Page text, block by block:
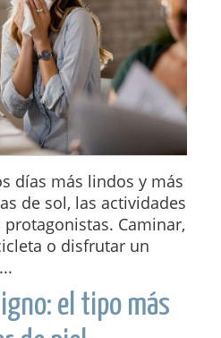
días más lindos y más
de sol, las actividades
Caminar,
o disfrutar un
el tipo más